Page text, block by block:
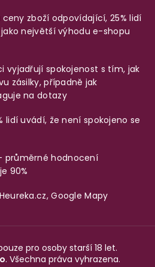
zboží odpovídající, 25% lidí
největší výhodu e-shopu
vyjadřují spokojenost s tím, jak
zásilky, případně jak
na dotazy
lidí uvádí, že není spokojeno se
hodnocení
90%
Heureka.cz,Google Mapy
pro osoby starší 18 let.
. Všechna práva vyhrazena.